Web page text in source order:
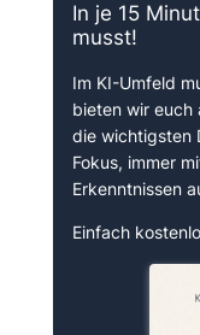
In je 15
musst!
Im KI-Umfeld
bieten wir euch
die wichtigsten
Fokus, immer
Erkenntnissen
Einfach